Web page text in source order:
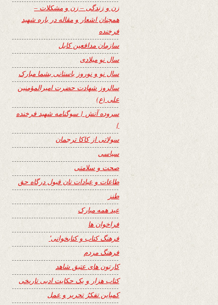
زن و زندگی – زن و مشکلات –
همچنان اشعار و مقاله در باره شهید
فرخنده
سازمان مدافعین کابل
سال نو میلادی
سال نو و نوروز باستانی بشما مبارک
سالروز شهادت حضرت امیرالمؤمنین
علی (ع)
سروده آتش { سوگنامه شهید فرخنده
}
سولاتی از کاکا ترجمان
سیاسی
صحت و سلامتی
طاعات و عبادات تان قبول درگاه حق
طنز
عید همه مبارک
فراخوان ها
فرهنگ کتاب و کتابخوانی٬
فرهنگ مردم
کارتون های عتیق شاهد
کتاب هزار و یک حکایت ادبی تاریخی
کمپاین تفکرُ تحریر و عمل